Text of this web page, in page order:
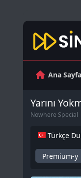
Ana Sayfa
Yarını
Nowhere Special
Türkçe
Premium-y